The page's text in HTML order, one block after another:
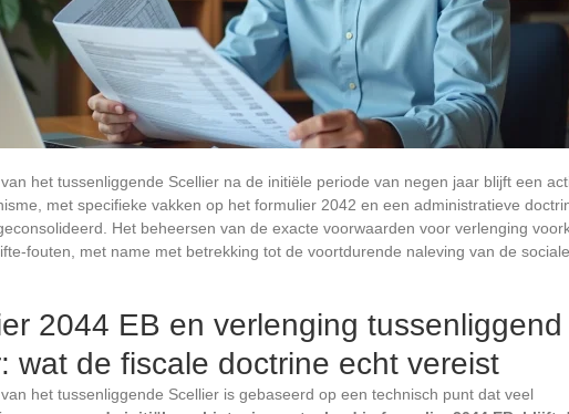
het tussenliggende Scellier na de initiële periode van negen jaar blijft een
met specifieke vakken op het formulier 2042 en een administratieve
Het beheersen van de exacte voorwaarden voor verlenging
fouten, met name met betrekking tot de voortdurende naleving van de sociale
2044 EB en verlenging tussenliggend
wat de fiscale doctrine echt vereist
het tussenliggende Scellier is gebaseerd op een technisch punt dat veel